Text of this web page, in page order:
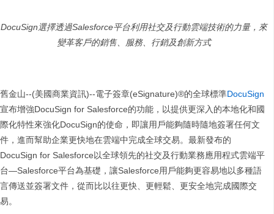
DocuSign選擇透過Salesforce平台利用社交及行動雲端技術的力量，來
變革客戶的銷售、服務、行銷及創新方式
舊金山--(美國商業資訊)--電子簽章(eSignature)®的全球標準DocuSign
宣布增強DocuSign for Salesforce的功能，以提供更深入的本地化和國
際化特性來強化DocuSign的使命，即讓用戶能夠隨時隨地簽署任何文
件，進而幫助企業更快地在雲端中完成全球交易。最新發布的
DocuSign for Salesforce以全球領先的社交及行動業務應用程式雲端平
台—Salesforce平台為基礎，讓Salesforce用戶能夠更容易地以多種語
言傳送並簽署文件，從而比以往更快、更輕鬆、更安全地完成國際交
易。